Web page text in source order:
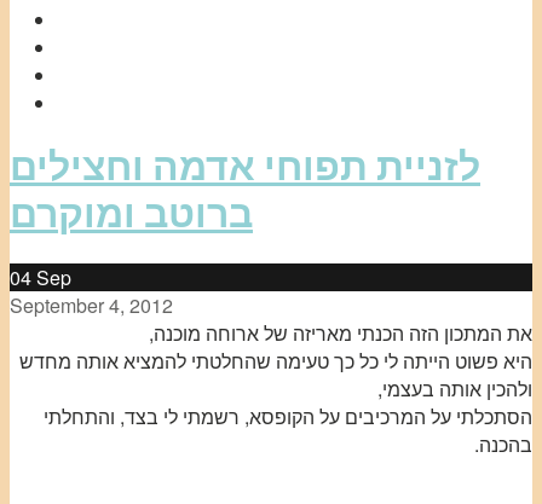
לזניית תפוחי אדמה וחצילים
ברוטב ומוקרם
04Sep
September 4, 2012
את המתכון הזה הכנתי מאריזה של ארוחה מוכנה,
היא פשוט הייתה לי כל כך טעימה שהחלטתי להמציא אותה מחדש
ולהכין אותה בעצמי,
הסתכלתי על המרכיבים על הקופסא, רשמתי לי בצד, והתחלתי
בהכנה.